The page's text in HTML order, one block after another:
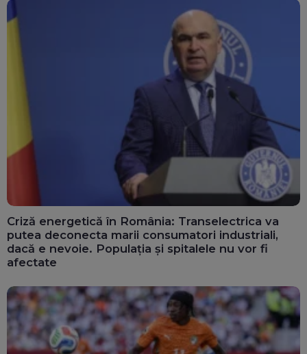
Criză energetică în România: Transelectrica va
putea deconecta marii consumatori industriali,
dacă e nevoie. Populația și spitalele nu vor fi
afectate